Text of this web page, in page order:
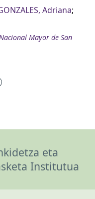
Adriana;
Mayor de San
eta
Institutua